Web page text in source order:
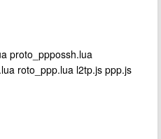
proto_pppossh.lua
roto_ppp.lua l2tp.js ppp.js